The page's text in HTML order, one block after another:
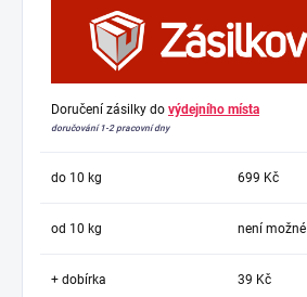
Doručení zásilky do výdejního místa
doručování 1-2 pracovní dny
do 10 kg 699 Kč
od 10 kg není možné
+ dobírka 39 Kč